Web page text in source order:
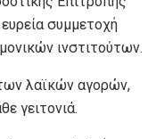
συμμετοχή
ινστιτούτων.
λαϊκών αγορών,
γειτονιά.